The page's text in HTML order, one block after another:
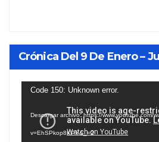
Crónica Del 9 De Enero –
Reproductor
vídeo
Code 150: Unknown error.
Descargar archivo: https://www.youtube.com/
v=EhSPkop8KPY&_=2